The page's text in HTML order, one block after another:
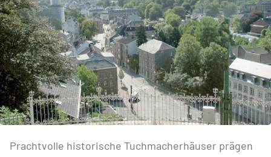
Prachtvolle historische Tuchmacherhäuser prägen